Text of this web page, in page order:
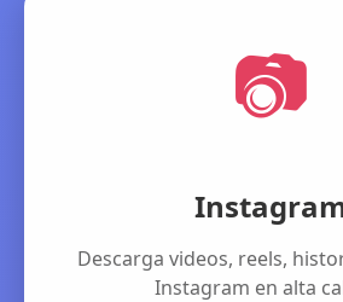
📷
Descarga videos, reels,
Instagram en alta